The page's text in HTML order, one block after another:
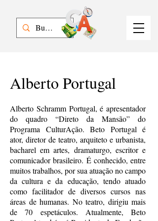
Alberto Portugal
Alberto Schramm Portugal, é apresentador
do quadro “Direto da Mansão” do
Programa CulturAção. Beto Portugal é
ator, diretor de teatro, arquiteto e urbanista,
bacharel em artes, dramaturgo, escritor e
comunicador brasileiro. É conhecido, entre
muitos trabalhos, por sua atuação no campo
da cultura e da educação, tendo atuado
como facilitador de diversos cursos nas
áreas de humanas. No teatro, dirigiu mais
de 70 espetáculos. Atualmente, Beto